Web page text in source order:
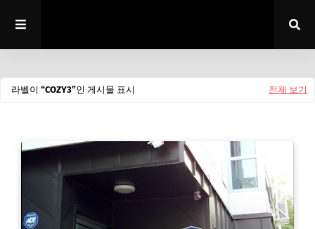
라벨이 COZY3 인 게시물 표시 전체 보기